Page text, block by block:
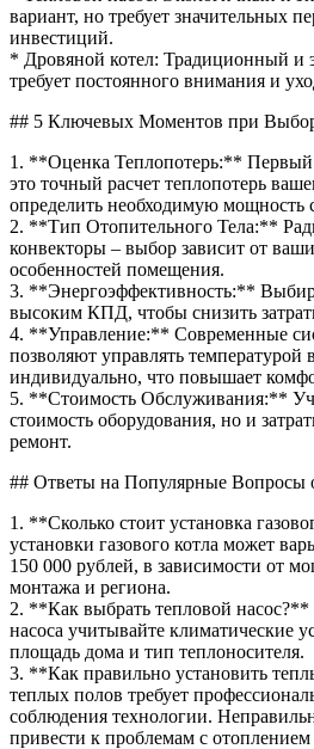
вариант, но требует значительных
инвестиций.
* Дровяной котел: Традиционный и
требует постоянного внимания и
## 5 Ключевых Моментов при
1. **Оценка Теплопотерь:**
это точный расчет теплопотерь
определить необходимую мощность
2. **Тип Отопительного Тела:**
конвекторы – выбор зависит от
особенностей помещения.
3. **Энергоэффективность:**
высоким КПД, чтобы снизить
4. **Управление:** Современные
позволяют управлять температурой
индивидуально, что повышает
5. **Стоимость Обслуживания:**
стоимость оборудования, но и
ремонт.
## Ответы на Популярные Вопросы
1. **Сколько стоит установка
установки газового котла может
150 000 рублей, в зависимости от
монтажа и региона.
2. **Как выбрать тепловой
насоса учитывайте климатические
площадь дома и тип теплоносителя.
3. **Как правильно установить
теплых полов требует
соблюдения технологии.
привести к проблемам с